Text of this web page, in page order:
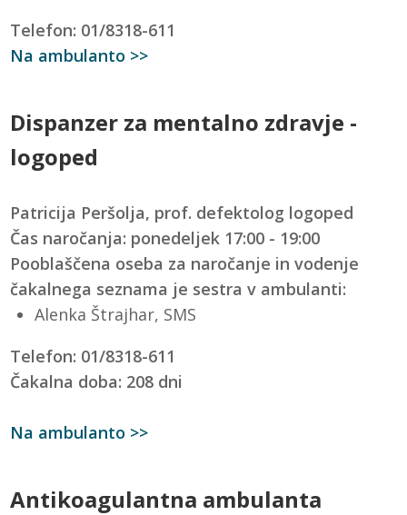
Telefon: 01/8318-611
Na ambulanto >>
Dispanzer za mentalno zdravje -
logoped
Patricija Peršolja, prof. defektolog logoped
Čas naročanja: ponedeljek 17:00 - 19:00
Pooblaščena oseba za naročanje in vodenje
čakalnega seznama je sestra v ambulanti:
Alenka Štrajhar, SMS
Telefon: 01/8318-611
Čakalna doba: 208 dni
Na ambulanto >>
Antikoagulantna ambulanta